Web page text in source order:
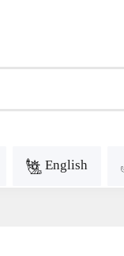
English